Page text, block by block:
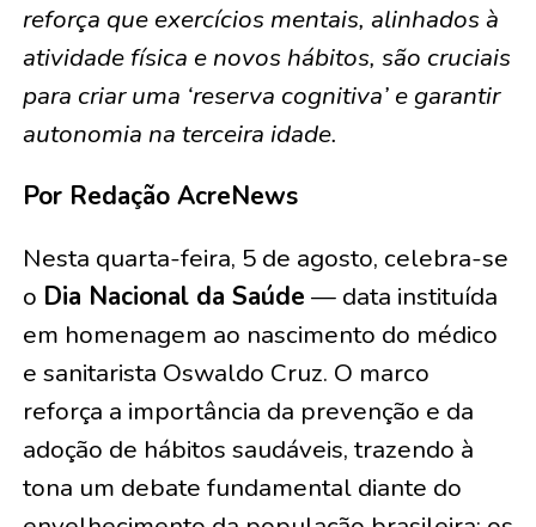
reforça que exercícios mentais, alinhados à
atividade física e novos hábitos, são cruciais
para criar uma ‘reserva cognitiva’ e garantir
autonomia na terceira idade.
Por Redação AcreNews
Nesta quarta-feira, 5 de agosto, celebra-se
o Dia Nacional da Saúde — data instituída
em homenagem ao nascimento do médico
e sanitarista Oswaldo Cruz. O marco
reforça a importância da prevenção e da
adoção de hábitos saudáveis, trazendo à
tona um debate fundamental diante do